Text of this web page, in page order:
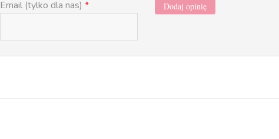
Email (tylko dla nas) *